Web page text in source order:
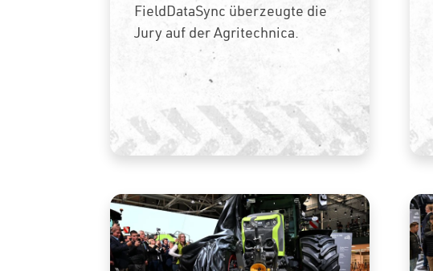
FieldDataSync überzeugte die
Jury auf der Agritechnica.